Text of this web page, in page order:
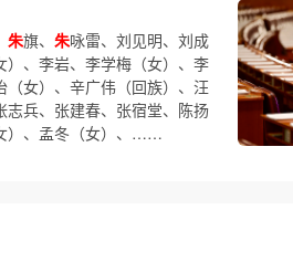
朱旗、 朱咏雷、刘见明、刘成
）、李岩、李学梅（女）、李
女）、辛广伟（回族）、汪
兵、张建春、张宿堂、陈扬
）、孟冬（女）、……